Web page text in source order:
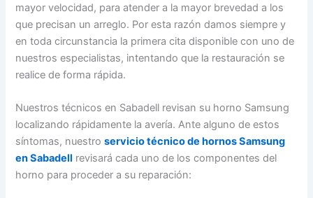
mayor velocidad, para atender a la mayor brevedad a los
que precisan un arreglo. Por esta razón damos siempre y
en toda circunstancia la primera cita disponible con uno de
nuestros especialistas, intentando que la restauración se
realice de forma rápida.
Nuestros técnicos en Sabadell revisan su horno Samsung
localizando rápidamente la avería. Ante alguno de estos
síntomas, nuestroservicio técnico de hornos Samsung
en Sabadell revisará cada uno de los componentes del
horno para proceder a su reparación: